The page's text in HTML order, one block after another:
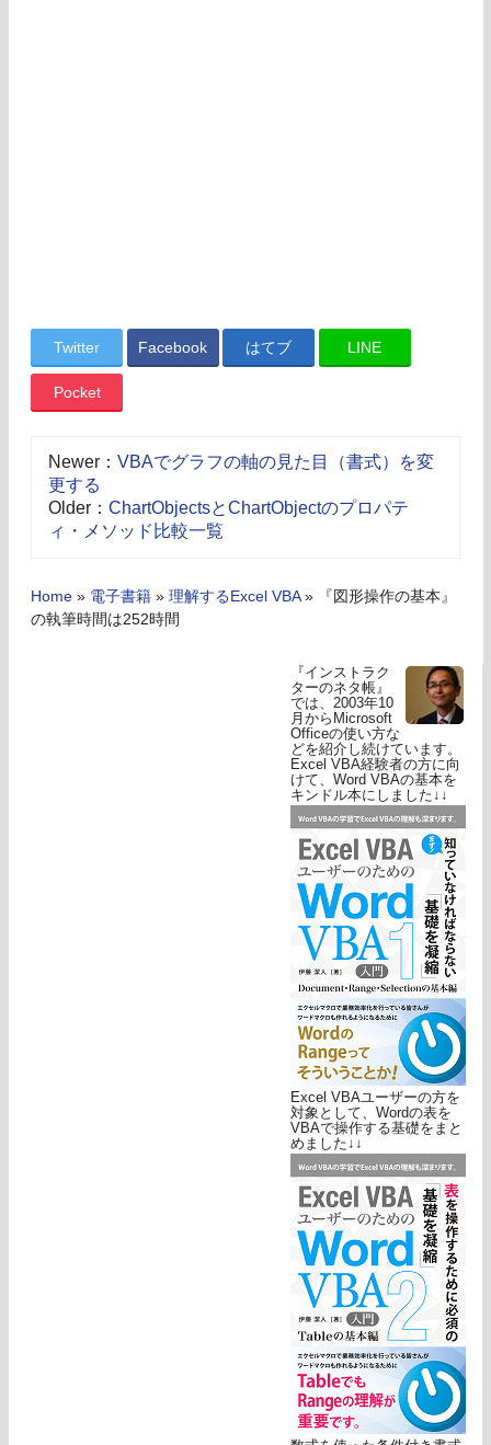
Twitter Facebook はてブ LINE
Pocket
Newer： VBAでグラフの軸の見た目（書式）を変
更する
Older： ChartObjectsとChartObjectのプロパテ
ィ・メソッド比較一覧
Home » 電子書籍 » 理解するExcel VBA»
『図形操作の基本』
の執筆時間は252時間
『インストラク
ターのネタ帳』
では、2003年10
月からMicrosoft
Officeの使い方な
どを紹介し続けています。
Excel VBA経験者の方に向
けて、Word VBAの基本を
キンドル本にしました↓↓
Excel VBAユーザーの方を
対象として、Wordの表を
VBAで操作する基礎をまと
めました↓↓